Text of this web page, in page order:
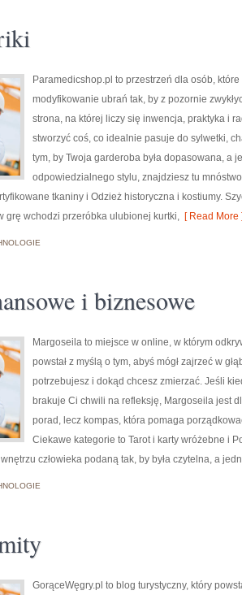
Paramedicshop.pl to przestrzeń dla osób,
modyfikowanie ubrań tak, by z pozornie
strona, na której liczy się inwencja, praktyka i
stworzyć coś, co idealnie pasuje do sylwetki,
tym, by Twoja garderoba była dopasowana, a
odpowiedzialnego stylu, znajdziesz tu
tkaniny i Odzież historyczna i kostiumy.
grę wchodzi przeróbka ulubionej kurtki, [ Read More
i biznesowe
Margoseila to miejsce w online, w którym
powstał z myślą o tym, abyś mógł zajrzeć w
potrzebujesz i dokąd chcesz zmierzać. Jeśli
brakuje Ci chwili na refleksję, Margoseila jest
porad, lecz kompas, która pomaga
Ciekawe kategorie to Tarot i karty wróżebne i
człowieka podaną tak, by była czytelna, a
GorąceWęgry.pl to blog turystyczny, który